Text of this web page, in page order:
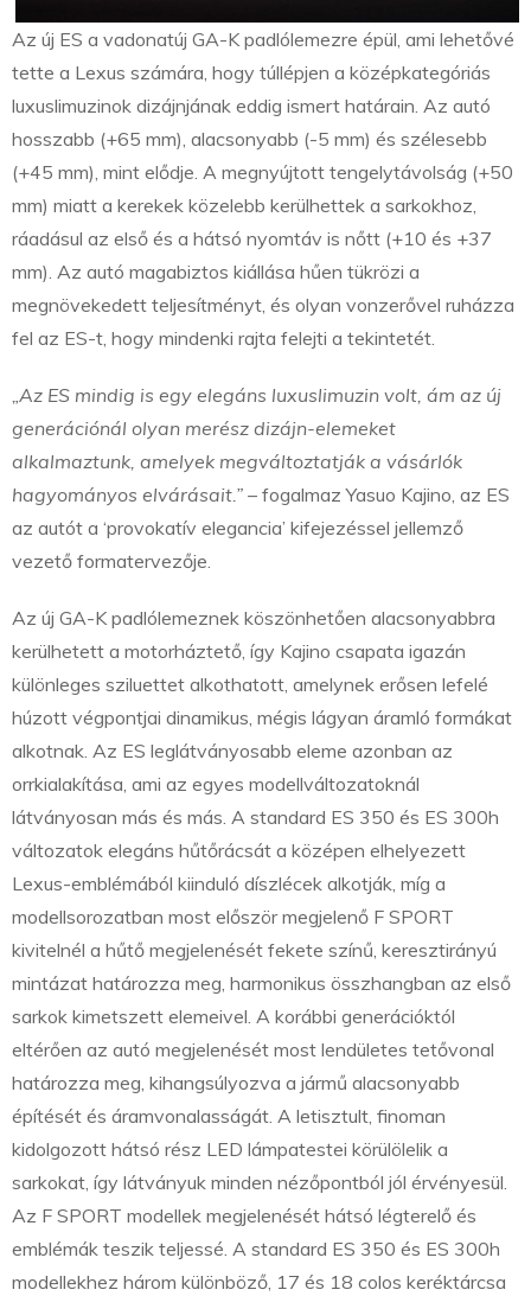
Az új ES a vadonatúj GA-K padlólemezre épül, ami lehetővé
tette a Lexus számára, hogy túllépjen a középkategóriás
luxuslimuzinok dizájnjának eddig ismert határain. Az autó
hosszabb (+65 mm), alacsonyabb (-5 mm) és szélesebb
(+45 mm), mint elődje. A megnyújtott tengelytávolság (+50
mm) miatt a kerekek közelebb kerülhettek a sarkokhoz,
ráadásul az első és a hátsó nyomtáv is nőtt (+10 és +37
mm). Az autó magabiztos kiállása hűen tükrözi a
megnövekedett teljesítményt, és olyan vonzerővel ruházza
fel az ES-t, hogy mindenki rajta felejti a tekintetét.
„Az ES mindig is egy elegáns luxuslimuzin volt, ám az új
generációnál olyan merész dizájn-elemeket
alkalmaztunk, amelyek megváltoztatják a vásárlók
hagyományos elvárásait.” – fogalmaz Yasuo Kajino, az ES
az autót a ‘provokatív elegancia’ kifejezéssel jellemző
vezető formatervezője.
Az új GA-K padlólemeznek köszönhetően alacsonyabbra
kerülhetett a motorháztető, így Kajino csapata igazán
különleges sziluettet alkothatott, amelynek erősen lefelé
húzott végpontjai dinamikus, mégis lágyan áramló formákat
alkotnak. Az ES leglátványosabb eleme azonban az
orrkialakítása, ami az egyes modellváltozatoknál
látványosan más és más. A standard ES 350 és ES 300h
változatok elegáns hűtőrácsát a középen elhelyezett
Lexus-emblémából kiinduló díszlécek alkotják, míg a
modellsorozatban most először megjelenő F SPORT
kivitelnél a hűtő megjelenését fekete színű, keresztirányú
mintázat határozza meg, harmonikus összhangban az első
sarkok kimetszett elemeivel. A korábbi generációktól
eltérően az autó megjelenését most lendületes tetővonal
határozza meg, kihangsúlyozva a jármű alacsonyabb
építését és áramvonalasságát. A letisztult, finoman
kidolgozott hátsó rész LED lámpatestei körülölelik a
sarkokat, így látványuk minden nézőpontból jól érvényesül.
Az F SPORT modellek megjelenését hátsó légterelő és
emblémák teszik teljessé. A standard ES 350 és ES 300h
modellekhez három különböző, 17 és 18 colos keréktárcsa